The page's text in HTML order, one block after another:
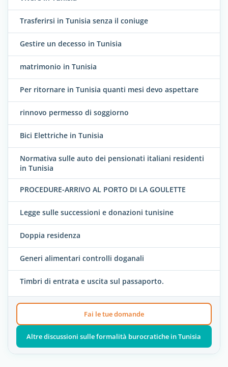
Trasferirsi in Tunisia senza il coniuge
Gestire un decesso in Tunisia
matrimonio in Tunisia
Per ritornare in Tunisia quanti mesi devo aspettare
rinnovo permesso di soggiorno
Bici Elettriche in Tunisia
Normativa sulle auto dei pensionati italiani residenti
in Tunisia
PROCEDURE-ARRIVO AL PORTO DI LA GOULETTE
Legge sulle successioni e donazioni tunisine
Doppia residenza
Generi alimentari controlli doganali
Timbri di entrata e uscita sul passaporto.
Fai le tue domande
Altre discussioni sulle formalità burocratiche in Tunisia